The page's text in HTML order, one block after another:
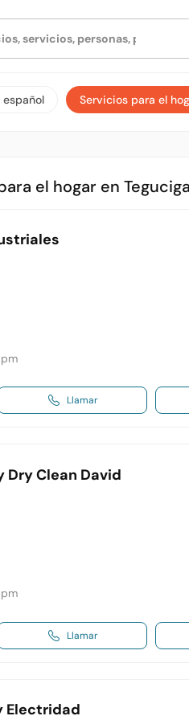
español Servicios para el
el hogar en
Llamar
Dry Clean David
Llamar
Electridad